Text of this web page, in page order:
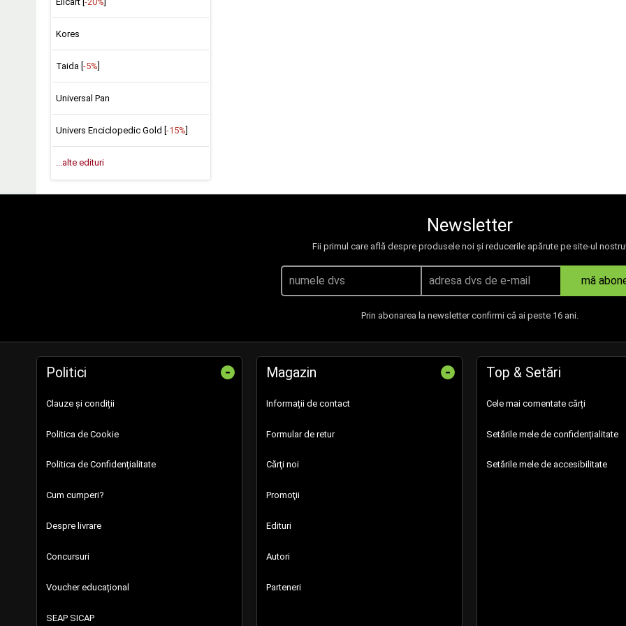
Kores
Taida [ -5%
Universal Pan
Univers Enciclopedic Gold [ -15%
...alte edituri
Newsletter
Fii primul care află despre produsele noi și reducerile apărute pe site-ul nostru!
mă
Prin abonarea la newsletter confirmi că ai peste 16 ani.
Politici -
Clauze și condiții
Politica de Cookie
Politica de Confidențialitate
Cum cumperi?
Despre livrare
Concursuri
Voucher educațional
SEAP SICAP
Magazin -
Informații de contact
Formular de retur
Cărţi noi
Promoţii
Edituri
Autori
Parteneri
Top & Setări
Cele mai comentate cărți
Setările mele de confidențialitate
Setările mele de accesibilitate